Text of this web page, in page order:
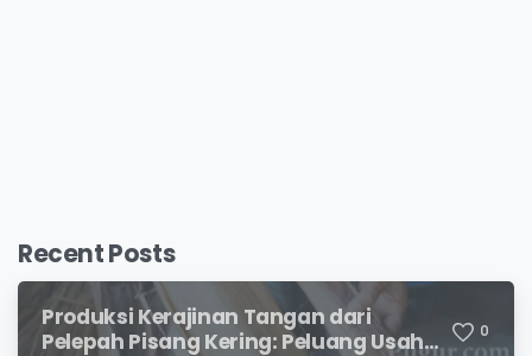
Recent Posts
Produksi Kerajinan Tangan dari
Pelepah Pisang Kering: Peluang Usaha
0